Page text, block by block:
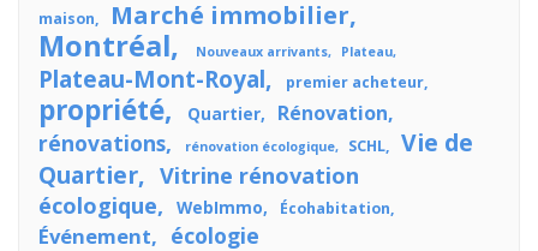
maison Marché immobilier
Montréal Nouveaux arrivants Plateau
Plateau-Mont-Royal premier acheteur
propriété Quartier Rénovation
rénovations rénovation écologique SCHL
Vie de
Quartier
Vitrine rénovation
écologique
WebImmo Écohabitation
Événement écologie